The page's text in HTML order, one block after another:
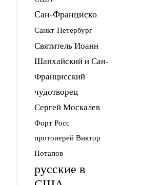
Сан-Франциско
Санкт-Петербург
Святитель Иоанн
Шанхайский и Сан-
Францисский
чудотворец
Сергей Москалев
Форт Росс
протоиерей Виктор
Потапов
русские в